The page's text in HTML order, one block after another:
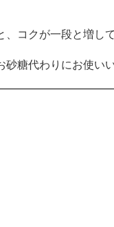
、コクが一段と増し
糖代わりにお使い